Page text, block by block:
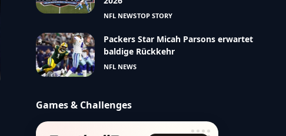
NFL NEWSTOP STORY
Packers Star Micah Parsons erwartet
baldige Rückkehr
NFL NEWS
Games & Challenges